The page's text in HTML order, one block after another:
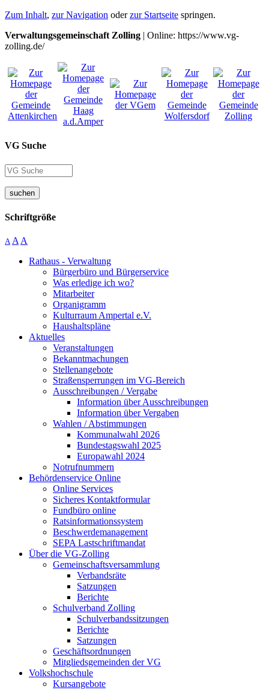
Zum Inhalt, zur Navigation oderzur Startseite springen.
Verwaltungsgemeinschaft Zolling | Online: https://www.vg-
zolling.de/
VG Suche
suchen
Schriftgröße
A A A
Rathaus - Verwaltung
Bürgerbüro und Bürgerservice
Was erledige ich wo?
Mitarbeiter
Organigramm
Kulturraum Ampertal e.V.
Haushaltspläne
Aktuelles
Veranstaltungen
Bekanntmachungen
Stellenangebote
Straßensperrungen im VG-Bereich
Ausschreibungen / Vergabe
Information über Ausschreibungen
Information über Vergaben
Wahlen / Abstimmungen
Kommunalwahl 2026
Bundestagswahl 2025
Europawahl 2024
Notrufnummern
Behördenservice Online
Online Services
Sicheres Kontaktformular
Fundbüro online
Ratsinformationssystem
Beschwerdemanagement
SEPA Lastschriftmandat
Über die VG-Zolling
Gemeinschaftsversammlung
Verbandsräte
Satzungen
Berichte
Schulverband Zolling
Schulverbandssitzungen
Berichte
Satzungen
Geschäftsordnungen
Mitgliedsgemeinden der VG
Volkshochschule
Kursangebote